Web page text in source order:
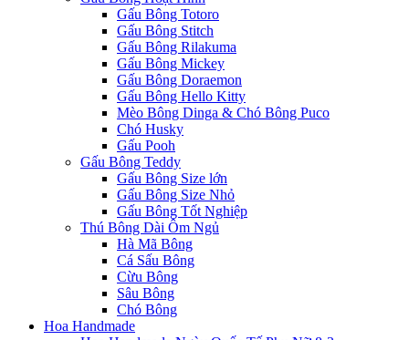
Gấu Bông Totoro
Gấu Bông Stitch
Gấu Bông Rilakuma
Gấu Bông Mickey
Gấu Bông Doraemon
Gấu Bông Hello Kitty
Mèo Bông Dinga & Chó Bông Puco
Chó Husky
Gấu Pooh
Gấu Bông Teddy
Gấu Bông Size lớn
Gấu Bông Size Nhỏ
Gấu Bông Tốt Nghiệp
Thú Bông Dài Ôm Ngủ
Hà Mã Bông
Cá Sấu Bông
Cừu Bông
Sâu Bông
Chó Bông
Hoa Handmade